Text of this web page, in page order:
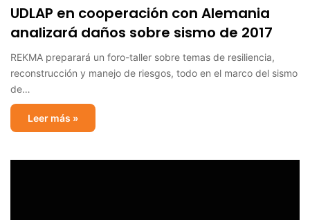
UDLAP en cooperación con Alemania
analizará daños sobre sismo de 2017
REKMA preparará un foro-taller sobre temas de resiliencia,
reconstrucción y manejo de riesgos, todo en el marco del sismo
de…
Leer más »